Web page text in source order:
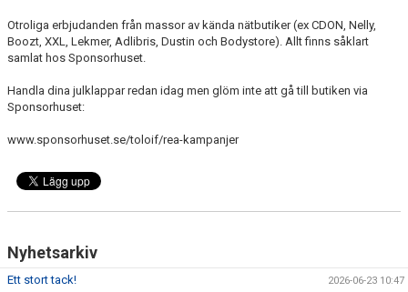
LEDARE
FÖRENINGSINFO
FOTBOLLSSKOLAN P/F 2020 & 2021
SPONSORER / SAMARBETSPARTNER
Otroliga erbjudanden från massor av kända nätbutiker (ex CDON, Nelly,
Boozt, XXL, Lekmer, Adlibris, Dustin och Bodystore). Allt finns såklart
samlat hos Sponsorhuset.
Handla dina julklappar redan idag men glöm inte att gå till butiken via
Sponsorhuset:
www.sponsorhuset.se/toloif/rea-kampanjer
Nyhetsarkiv
Ett stort tack! 2026-06-23 10:47